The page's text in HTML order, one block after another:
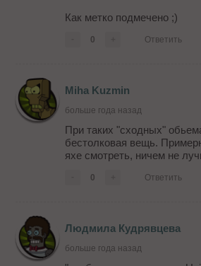
Как метко подмечено ;)
0 Ответить
Miha Kuzmin
больше года назад
При таких "сходных"
бестолковая вещь.
яхе смотреть, ничем не
0 Ответить
Людмила Кудрявцева
больше года назад